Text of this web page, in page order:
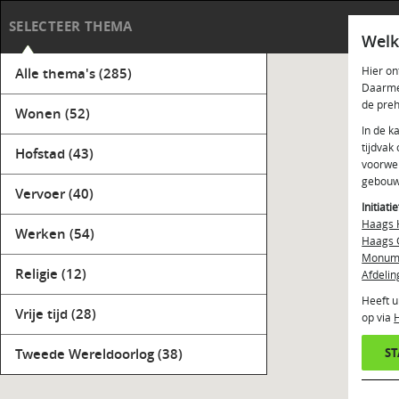
SELECTEER THEMA
Hier
de
In de
tijdvak
Haags
Haags
Heeft
op via
Alle thema's(285)
Wonen (52)
Hofstad (43)
Vervoer(40)
Werken (54)
Religie (12)
Vrije tijd (28)
Tweede Wereldoorlog(38)